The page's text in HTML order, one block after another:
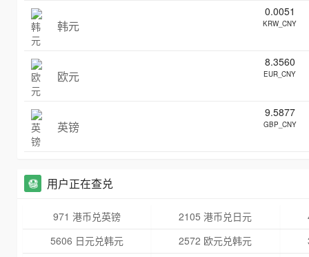
韩元
0.0051
KRW_CNY
欧元
8.3560
EUR_CNY
英镑
9.5877
GBP_CNY
用户正在查兑
971 港币兑英镑 2105 港币兑日元
5606 日元兑韩元
2572 欧元兑韩元